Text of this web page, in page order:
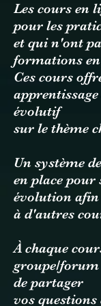
Les cours en
pour les
et qui n'ont
formations
Ces cours
évolutif
sur le thème
Un système
en place
évolution afin
à d'autres
À chaque
groupe/forum
de partager
vos questions